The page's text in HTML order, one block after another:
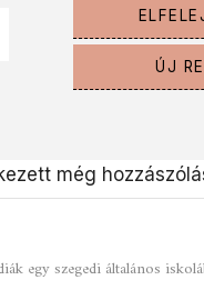
ÚJ
még
egy szegedi általános